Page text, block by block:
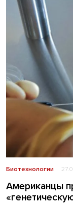
Биотехнологии
Американцы